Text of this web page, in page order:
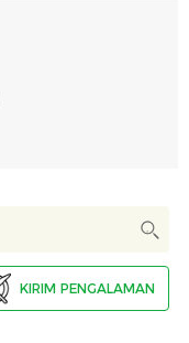
KIRIM PENGALAMAN